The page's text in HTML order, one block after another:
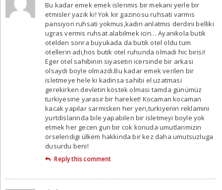
Bu kadar emek emek islenmis bir mekani yerle bir
etmisler yazik ki! Yok kir gazinosu ruhsati varmis
pansiyon ruhsati yokmus,kadin anlatmis derdini belliki
ugras vermis ruhsat alabilmek icin… Ayanikola butik
otelden sonra buyukada da butik otel oldu tum
otellerin adi,hos butik otel ruhunda olmadi hic birisi!
Eger otel sahibinin siyasetin icersinde bir arkasi
olsaydi boyle olmazdi.Bu kadar emek verilen bir
isletmeye hele ki kadinsa sahibi el uzatmasi
gerekirken devletin köstek olmasi tamda günümüz
turkiyesine yarasir bir hareket! Kocaman kocaman
kacak yapilar sarmisken her yeri,turkiyenin reklamini
yurtdislarinda bile yapabilen bir isletmeyi boyle yok
etmek her gecen gun bir cok konuda umutlarimizin
örselendigi ülkem hakkinda bir kez daha umutsuzluga
dusurdu beni!
Reply this comment